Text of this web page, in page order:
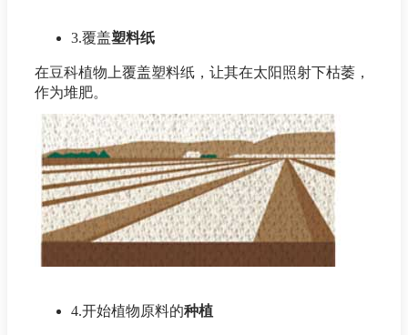
3.覆盖塑料纸
在豆科植物上覆盖塑料纸，让其在太阳照射下枯萎，
作为堆肥。
4.开始植物原料的种植